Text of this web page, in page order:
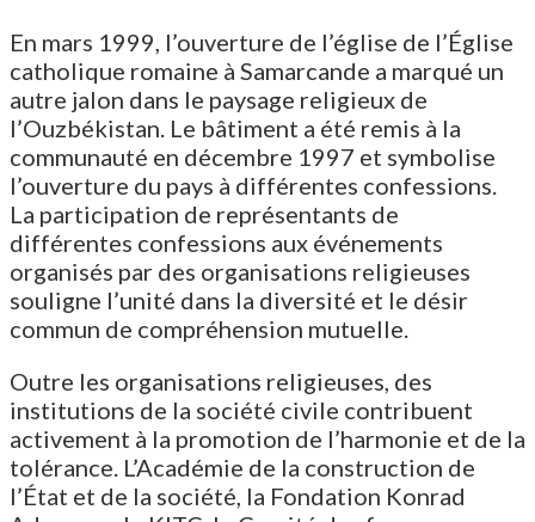
En mars 1999, l’ouverture de l’église de l’Église
catholique romaine à Samarcande a marqué un
autre jalon dans le paysage religieux de
l’Ouzbékistan. Le bâtiment a été remis à la
communauté en décembre 1997 et symbolise
l’ouverture du pays à différentes confessions.
La participation de représentants de
différentes confessions aux événements
organisés par des organisations religieuses
souligne l’unité dans la diversité et le désir
commun de compréhension mutuelle.
Outre les organisations religieuses, des
institutions de la société civile contribuent
activement à la promotion de l’harmonie et de la
tolérance. L’Académie de la construction de
l’État et de la société, la Fondation Konrad